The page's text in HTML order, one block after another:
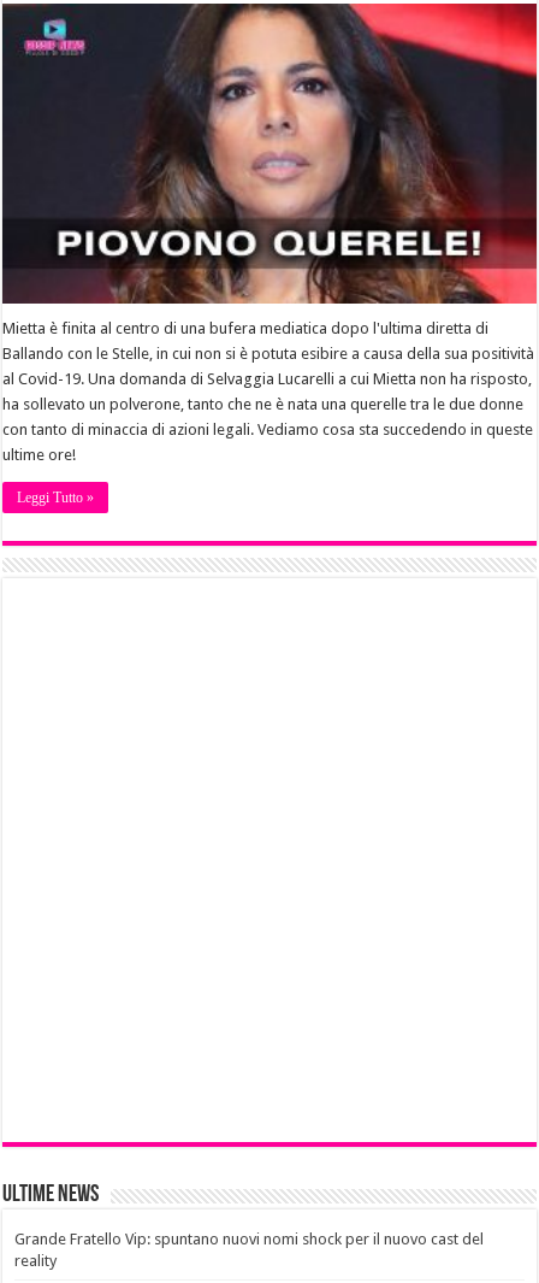
Mietta è finita al centro di una bufera mediatica dopo l'ultima diretta di
Ballando con le Stelle, in cui non si è potuta esibire a causa della sua positività
al Covid-19. Una domanda di Selvaggia Lucarelli a cui Mietta non ha risposto,
ha sollevato un polverone, tanto che ne è nata una querelle tra le due donne
con tanto di minaccia di azioni legali. Vediamo cosa sta succedendo in queste
ultime ore!
Leggi Tutto »
Ultime News
Grande Fratello Vip: spuntano nuovi nomi shock per il nuovo cast del
reality